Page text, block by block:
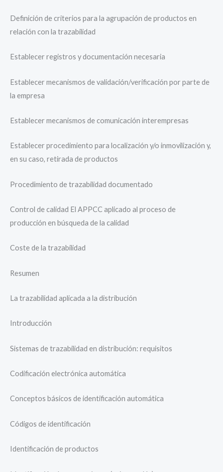
Definición de criterios para la agrupación de productos en
relación con la trazabilidad
Establecer registros y documentación necesaria
Establecer mecanismos de validación/verificación por parte de
la empresa
Establecer mecanismos de comunicación interempresas
Establecer procedimiento para localización y/o inmovilización y,
en su caso, retirada de productos
Procedimiento de trazabilidad documentado
Control de calidad El APPCC aplicado al proceso de
producción en búsqueda de la calidad
Coste de la trazabilidad
Resumen
La trazabilidad aplicada a la distribución
Introducción
Sistemas de trazabilidad en distribución: requisitos
Codificación electrónica automática
Conceptos básicos de identificación automática
Códigos de identificación
Identificación de productos